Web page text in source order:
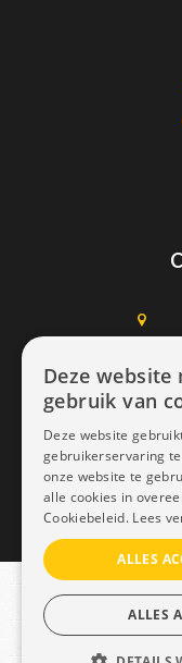
Copyright
Deze website
gebruik van
Deze website
gebruikerservaring
onze website te
alle cookies in
Cookiebeleid. Lees
ALLES
ALLES